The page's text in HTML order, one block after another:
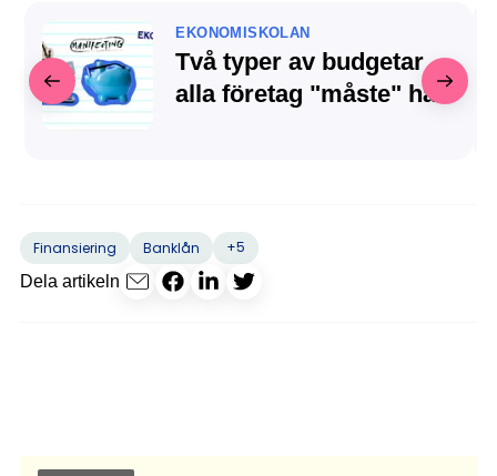
EKONOMISKOLAN
Två typer av budgetar
alla företag "måste" ha
Finansiering Banklån
+5
Dela artikeln